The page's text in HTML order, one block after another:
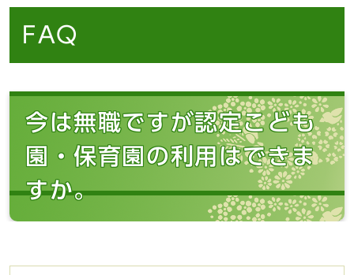
FAQ
今は無職ですが認定こども
園・保育園の利用はできま
すか。